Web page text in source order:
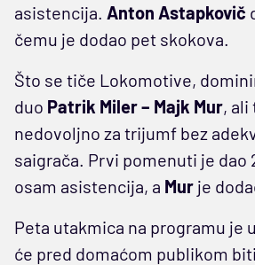
asistencija. Anton Astapkovič
čemu je dodao pet skokova.
Što se tiče Lokomotive,
duo Patrik Miler – Majk Mur, ali
nedovoljno za trijumf bez
saigrača. Prvi pomenuti je dao
osam asistencija, a Mur je
Peta utakmica na programu je
će pred domaćom publikom